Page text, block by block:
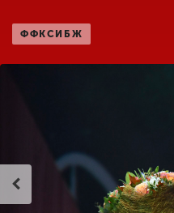
Студенческая жизнь
SPN CHI
ФФКСИБЖ